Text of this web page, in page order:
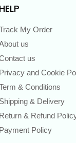
HELP
My Order
us
us
Privacy and Cookie
& Conditions
Shipping & Delivery
Return & Refund
Payment Policy